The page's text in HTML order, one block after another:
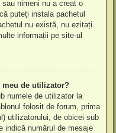
nimeni nu a creat o
puteți instala pachetul
nu există, nu ezitați
informații pe site-ul
meu de utilizator?
numele de utilizator la
folosit de forum, prima
utilizatorului, de obicei sub
indică numărul de mesaje